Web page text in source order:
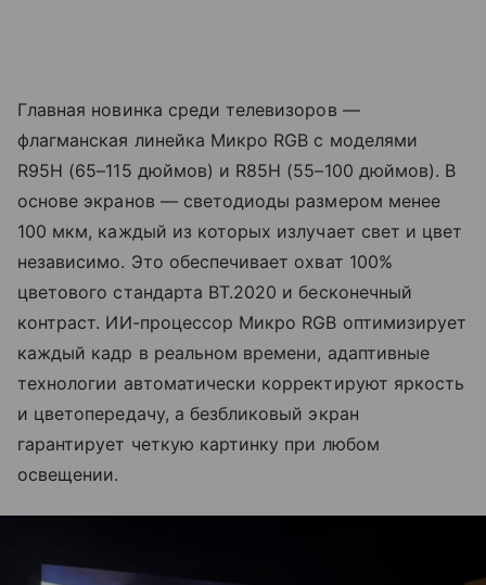
Главная новинка среди телевизоров —
флагманская линейка Микро RGB с моделями
R95H (65–115 дюймов) и R85H (55–100 дюймов). В
основе экранов — светодиоды размером менее
100 мкм, каждый из которых излучает свет и цвет
независимо. Это обеспечивает охват 100%
цветового стандарта BT.2020 и бесконечный
контраст. ИИ-процессор Микро RGB оптимизирует
каждый кадр в реальном времени, адаптивные
технологии автоматически корректируют яркость
и цветопередачу, а безбликовый экран
гарантирует четкую картинку при любом
освещении.